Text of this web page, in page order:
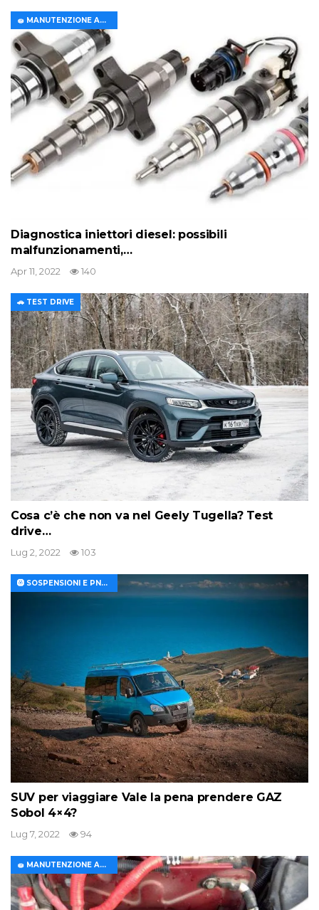
🧽 MANUTENZIONE AUTO
Diagnostica iniettori diesel: possibili
malfunzionamenti,…
Apr 11, 2022 140
🚗 TEST DRIVE
Cosa c’è che non va nel Geely Tugella? Test
drive…
Lug 2, 2022 103
🛞 SOSPENSIONI E PNEUMATICI
SUV per viaggiare Vale la pena prendere GAZ
Sobol 4×4?
Lug 7, 2022 94
🧽 MANUTENZIONE AUTO